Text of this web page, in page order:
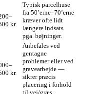
kr.
Typisk parcelhuse
fra 50’erne–70’erne
kræver ofte lidt
længere indsats
pga. bøjninger.
kr.
Anbefales ved
gentagne
problemer eller ved
gravearbejde —
sikrer præcis
placering i forhold
til vej/græs.